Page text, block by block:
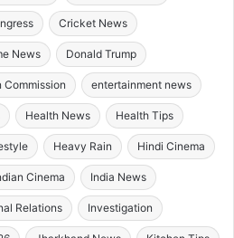
Cricket News
News Donald Trump
Commission entertainment news
Health News Health Tips
Heavy Rain Hindi Cinema
Cinema India News
Relations Investigation